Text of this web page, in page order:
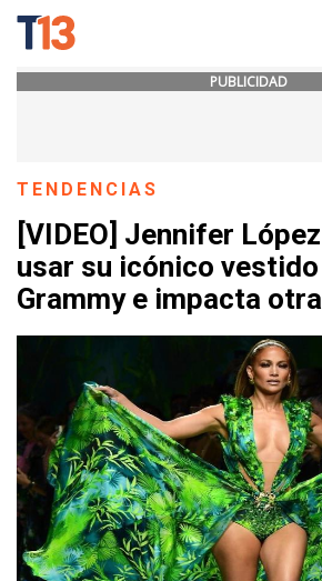
PUBLICIDAD
TENDENCIAS
[VIDEO] Jennifer
usar su icónico
Grammy e impacta